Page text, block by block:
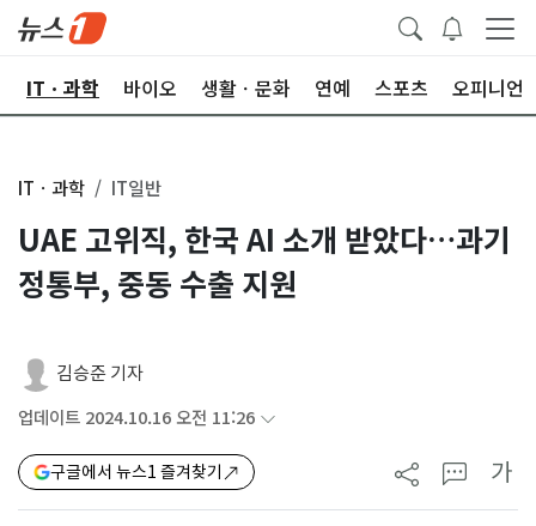
ITㆍ과학 바이오 생활ㆍ문화 연예 스포츠 오피니언
ITㆍ과학 IT일반
UAE 고위직, 한국 AI 소개 받았다…과기
정통부, 중동 수출 지원
김승준 기자
업데이트 2024.10.16 오전 11:26
구글에서 뉴스1 즐겨찾기 가